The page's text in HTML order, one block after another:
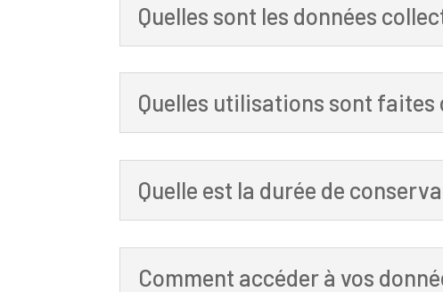
Quelles sont les données
Quelles utilisations sont faites
Quelle est la durée de
Comment accéder à vos